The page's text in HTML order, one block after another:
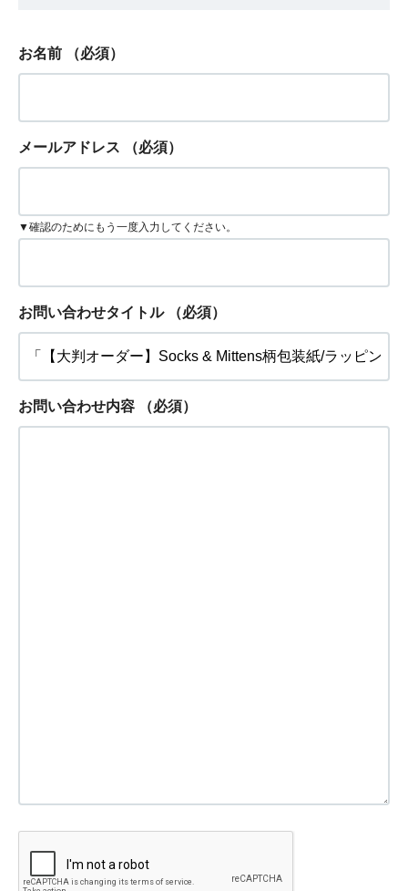
お名前 （必須）
メールアドレス （必須）
▼確認のためにもう一度入力してください。
お問い合わせタイトル （必須）
お問い合わせ内容 （必須）